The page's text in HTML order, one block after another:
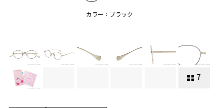
カラー：ブラック
7